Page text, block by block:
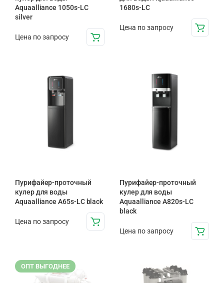
Aquaalliance 1050s-LC
silver
Цена по запросу
1680s-LC
Цена по запросу
Пурифайер-проточный
кулер для воды
Aquaalliance A65s-LC black
Цена по запросу
Пурифайер-проточный
кулер для воды
Aquaalliance A820s-LC
black
Цена по запросу
ОПТ ВЫГОДНЕЕ